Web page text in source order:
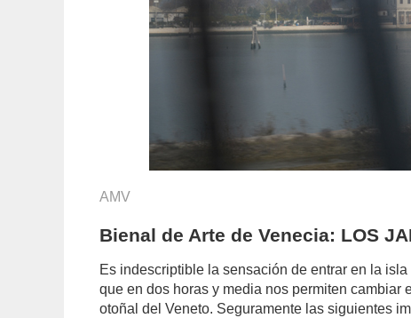
AMV
Bienal de Arte de Venecia: LOS
Es indescriptible la sensación de entrar en la
que en dos horas y media nos permiten
otoñal del Veneto. Seguramente las siguientes